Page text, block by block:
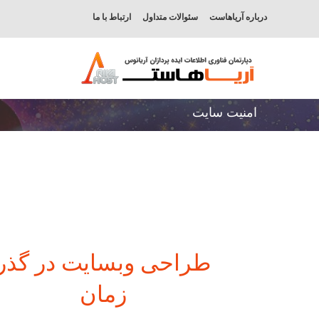
درباره آریاهاست سئوالات متداول ارتباط با ما
امنیت سایت
طراحی وبسایت در گذر
زمان